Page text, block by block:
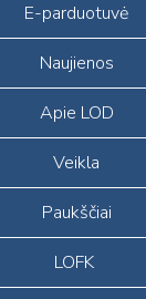
E-parduotuvė
Naujienos
Apie LOD
Veikla
Paukščiai
LOFK